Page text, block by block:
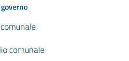
comunale